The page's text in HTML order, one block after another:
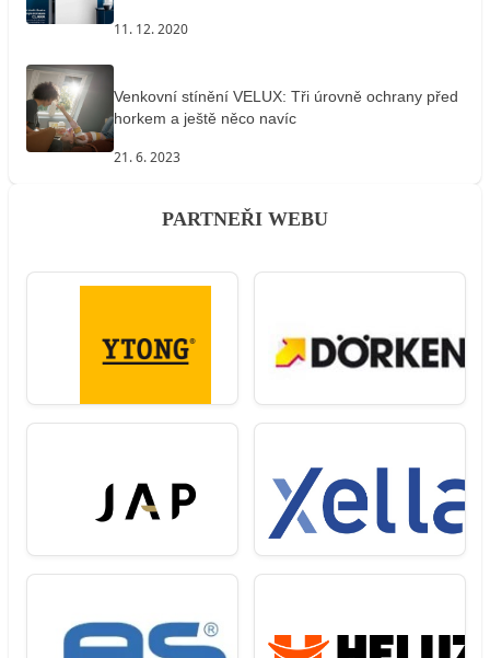
11. 12. 2020
Venkovní stínění VELUX: Tři úrovně ochrany před
horkem a ještě něco navíc
21. 6. 2023
PARTNEŘI WEBU